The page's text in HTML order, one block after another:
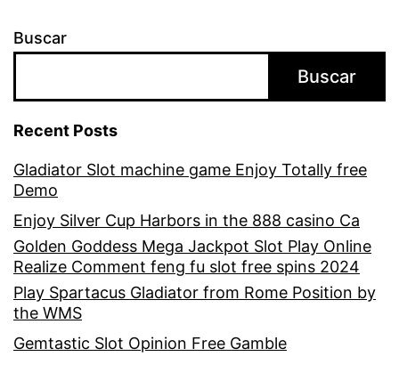
Buscar
Buscar
Recent Posts
Gladiator Slot machine game Enjoy Totally free
Demo
Enjoy Silver Cup Harbors in the 888 casino Ca
Golden Goddess Mega Jackpot Slot Play Online
Realize Comment feng fu slot free spins 2024
Play Spartacus Gladiator from Rome Position by
the WMS
Gemtastic Slot Opinion Free Gamble